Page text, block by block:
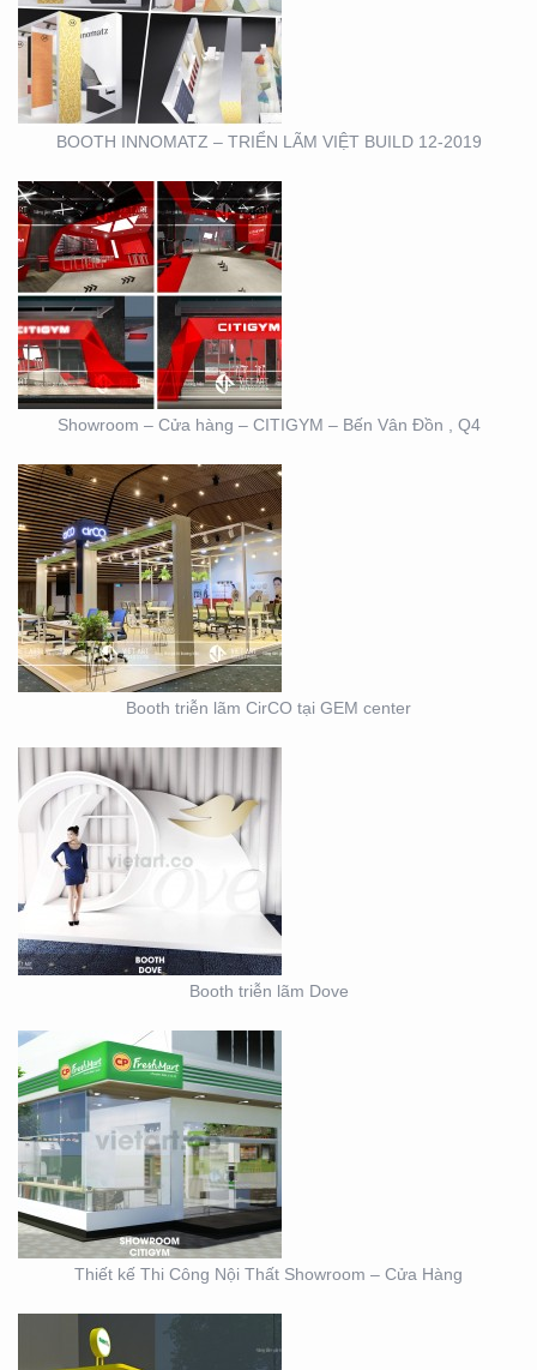
BOOTH INNOMATZ – TRIỂN LÃM VIỆT BUILD 12-2019
HÀNG – CITIGYM – BẾN
VÂN ĐỒN , Q4
Showroom – Cửa hàng – CITIGYM – Bến Vân Đồn , Q4
BOOTH TRIỄN LÃM
CIRCO TẠI GEM
CENTER
Booth triễn lãm CirCO tại GEM center
BOOTH TRIỄN LÃM
DOVE
Booth triễn lãm Dove
THIẾT KẾ THI CÔNG
NỘI THẤT SHOWROOM
– CỬA HÀNG
Thiết kế Thi Công Nội Thất Showroom – Cửa Hàng
THIẾT KẾ KIOSK TRÀ
SỮA EASY LIFE